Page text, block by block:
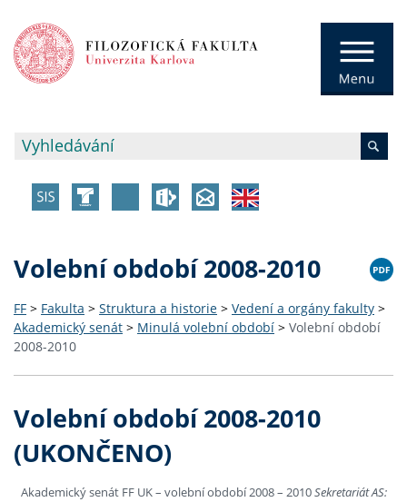
Volební období 2008-2010
FF > Fakulta > Struktura a historie > Vedení a orgány fakulty >
Akademický senát > Minulá volební období > Volební období
2008-2010
Volební období 2008-2010
(UKONČENO)
Akademický senát FF UK – volební období 2008 – 2010Sekretariát AS: